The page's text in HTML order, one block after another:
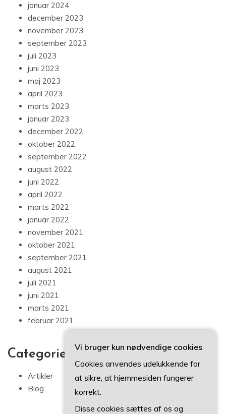
januar 2024
december 2023
november 2023
september 2023
juli 2023
juni 2023
maj 2023
april 2023
marts 2023
januar 2023
december 2022
oktober 2022
september 2022
august 2022
juni 2022
april 2022
marts 2022
januar 2022
november 2021
oktober 2021
september 2021
august 2021
juli 2021
juni 2021
marts 2021
februar 2021
Categories
Artikler
Blog
Vi bruger kun nødvendige cookies
Cookies anvendes udelukkende for
at sikre, at hjemmesiden fungerer
korrekt.
Disse cookies sættes af os og